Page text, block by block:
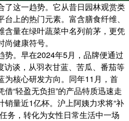
了这一趋势。它从昔日园林观赏类
上的热门元素。富含膳食纤维、
含量在绿叶蔬菜中名列前茅，更凭
健康符号。
势。早在2024年5月，品牌便通过
访谈，从羽衣甘蓝、苦瓜、番茄等
为核心研发方向。同年11月，首
“轻盈无负担”的产品特质迅速走
量近1亿杯。沪上阿姨力求将“补
务，转化为女性日常生活中一场